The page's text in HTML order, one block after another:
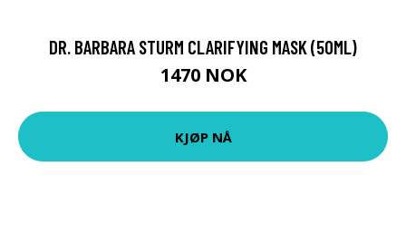
DR. BARBARA STURM CLARIFYING MASK (50ML)
1470 NOK
KJØP NÅ